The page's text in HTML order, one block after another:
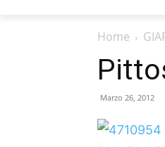
Home
Marzo 26, 2012